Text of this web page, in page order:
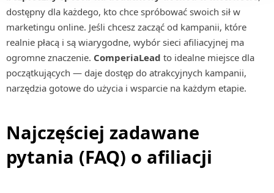
dostępny dla każdego, kto chce spróbować swoich sił w
marketingu online. Jeśli chcesz zacząć od kampanii, które
realnie płacą i są wiarygodne, wybór sieci afiliacyjnej ma
ogromne znaczenie. ComperiaLead to idealne miejsce dla
początkujących — daje dostęp do atrakcyjnych kampanii,
narzędzia gotowe do użycia i wsparcie na każdym etapie.
Najczęściej zadawane
pytania (FAQ) o afiliacji